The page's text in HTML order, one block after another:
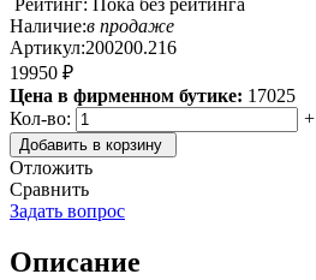
Рейтинг: Пока без рейтинга
Наличие:в продаже
Артикул:200200.216
19950 ₽
Цена в фирменном бутике: 17025
Кол-во:
+
Добавить в корзину
Отложить
Сравнить
Задать вопрос
Описание